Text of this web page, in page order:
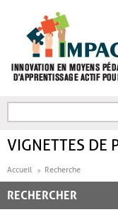
FORMULAIRE DE
VIGNETTES DE
Accueil Recherche
RECHERCHER